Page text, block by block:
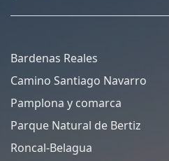
Bardenas Reales
Camino Santiago Navarro
Pamplona y comarca
Parque Natural de Bertiz
Roncal-Belagua